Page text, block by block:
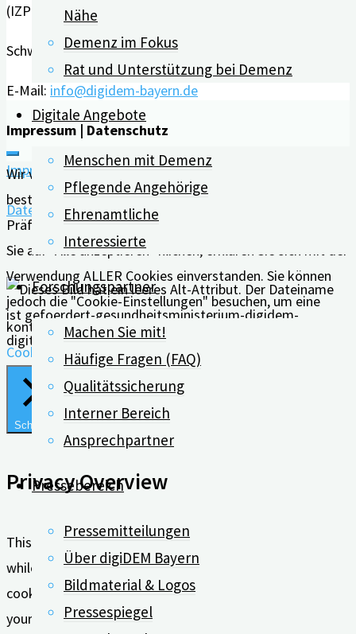
Nähe
Demenz im Fokus
Rat und Unterstützung bei Demenz
Digitale Angebote
Menschen mit Demenz
Pflegende Angehörige
Ehrenamtliche
Interessierte
Forschungspartner
Machen Sie mit!
Häufige Fragen (FAQ)
Qualitätssicherung
Interner Bereich
Ansprechpartner
Pressebereich
Pressemitteilungen
Über digiDEM Bayern
Bildmaterial & Logos
Pressespiegel
(IZPH)
Schwabachanlage 6 | 91054 Erlangen
E-Mail: info@digidem-bayern.de
Impressum | Datenschutz
Impressum
Datenschutz
Wir verwenden Cookies auf unserer Website, um Ihnen die
bestmögliche Erfahrung zu bieten, indem wir uns an Ihre
Präferenzen und wiederholten Besuche erinnern. Wenn
Sie auf "Alle akzeptieren" klicken, erklären Sie sich mit der
Verwendung ALLER Cookies einverstanden. Sie können
jedoch die "Cookie-Einstellungen" besuchen, um eine
kontrollierte Zustimmung zu erteilen.
Cookie Einstellungen Alle Akzeptieren
Schließen
Privacy Overview
This website uses cookies to improve your experience
while you navigate through the website. Out of these, the
cookies that are categorized as necessary are stored on
your browser as they are essential for the working of